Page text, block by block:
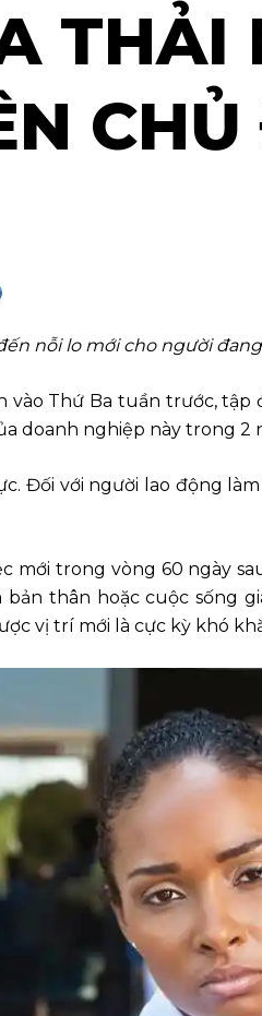
THẢI
nỗi lo mới cho người
Thứ Ba tuần trước, tập
doanh nghiệp này trong 2
Đối với người lao động
mới trong vòng 60 ngày
thân hoặc cuộc sống
vị trí mới là cực kỳ khó